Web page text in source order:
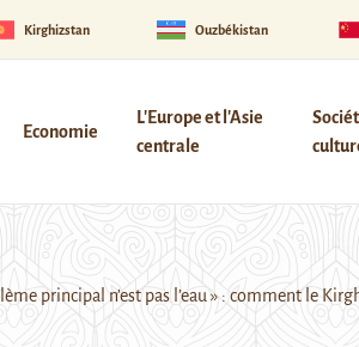
Kirghizstan Ouzbékistan
Economie
L'Europe et l'Asie
centrale
principal n’est pas l’eau » : comment le